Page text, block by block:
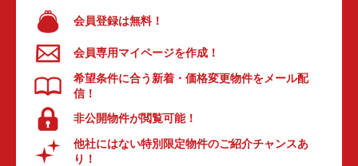
会員登録は無料！
会員専用マイページを作成！
希望条件に合う新着・価格変更物件をメール配
信！
非公開物件が閲覧可能！
他社にはない特別限定物件のご紹介チャンスあ
り！